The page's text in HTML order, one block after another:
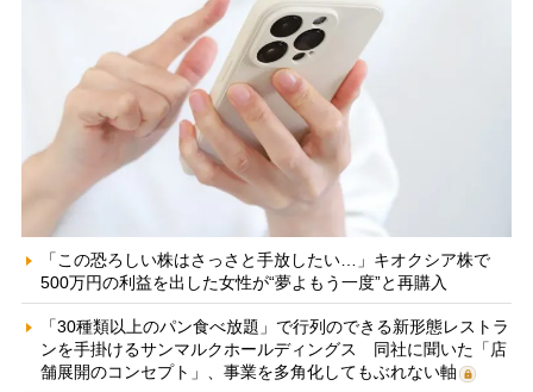
「この恐ろしい株はさっさと手放したい…」キオクシア株で
500万円の利益を出した女性が“夢よもう一度”と再購入
「30種類以上のパン食べ放題」で行列のできる新形態レストラ
ンを手掛けるサンマルクホールディングス 同社に聞いた「店
舗展開のコンセプト」、事業を多角化してもぶれない軸